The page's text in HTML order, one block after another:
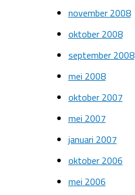
november 2008
oktober 2008
september 2008
mei 2008
oktober 2007
mei 2007
januari 2007
oktober 2006
mei 2006